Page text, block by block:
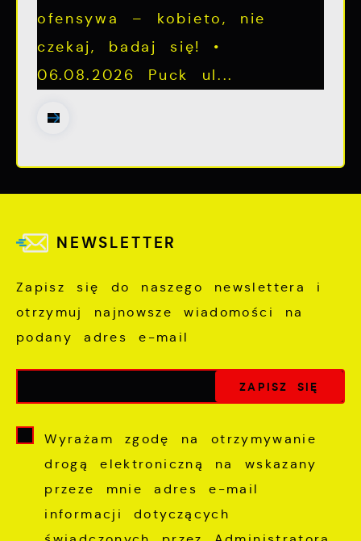
ofensywa – kobieto, nie
czekaj, badaj się! •
06.08.2026 Puck ul...
NEWSLETTER
Zapisz się do naszego newslettera i
otrzymuj najnowsze wiadomości na
podany adres e-mail
Wyrażam zgodę na otrzymywanie
drogą elektroniczną na wskazany
przeze mnie adres e-mail
informacji dotyczących